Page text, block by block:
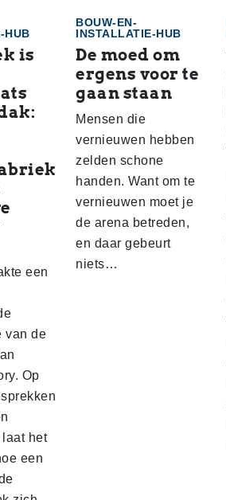
HUB
is
een
van de
Op
laat het
een
BOUW-EN-
INSTALLATIE-HUB
De moed om
ergens voor te
gaan staan
Mensen die
vernieuwen hebben
zelden schone
handen. Want om te
vernieuwen moet je
de arena betreden,
en daar gebeurt
niets…